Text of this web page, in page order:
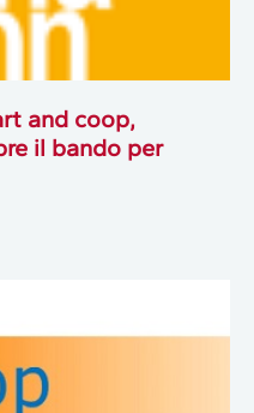
and coop,
il bando per